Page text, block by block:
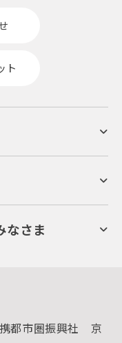
ト
なさま
携都市圏振興社 京